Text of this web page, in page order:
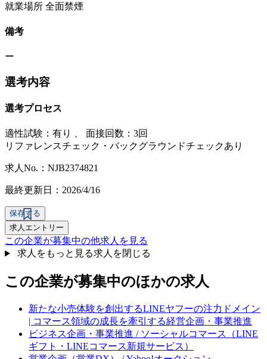
就業場所 全面禁煙
備考
ー
選考内容
選考プロセス
適性試験： 有り
面接回数：3回
リファレンスチェック・バックグラウンドチェックあり
求人No.：NJB2374821
最終更新日：2026/4/16
保存する
求人エントリー
この企業が募集中の他求人を見る
求人をもっと見る求人を閉じる
この企業が募集中のほかの求人
新たな小売体験を創出するLINEヤフーの注力ドメイン
| コマース領域の成長を牽引する経営企画・事業推進
ビジネス企画・事業推進 / ソーシャルコマース（LINE
ギフト・LINEコマース新規サービス）